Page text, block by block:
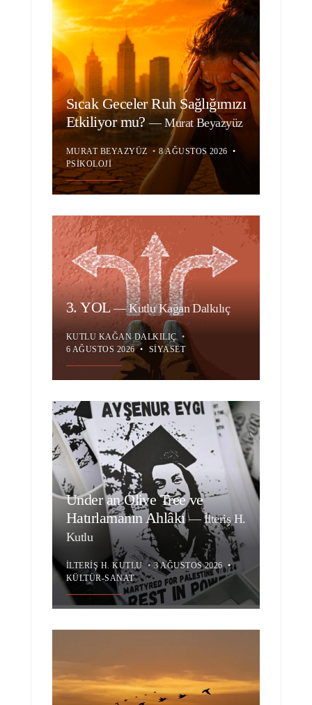
Sıcak Geceler Ruh Sağlığımızı
Etkiliyor mu?—Murat Beyazyüz
MURAT BEYAZYÜZ • 8 AĞUSTOS 2026 •
PSIKOLOJI
3. YOL—Kutlu Kağan Dalkılıç
KUTLU KAĞAN DALKILIÇ •
6 AĞUSTOS 2026 • SIYASET
Under an Olive Tree ve
Hatırlamanın Ahlâkı— İlteriş H.
Kutlu
İLTERIŞ H. KUTLU • 3 AĞUSTOS 2026 •
KÜLTÜR-SANAT